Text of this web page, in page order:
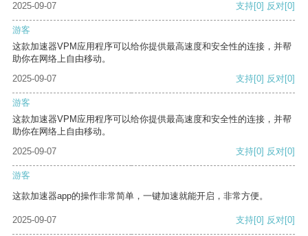
2025-09-07 支持[0] 反对[0]
游客
这款加速器VPM应用程序可以给你提供最高速度和安全性的连接，并帮
助你在网络上自由移动。
2025-09-07
支持[0] 反对[0]
游客
这款加速器VPM应用程序可以给你提供最高速度和安全性的连接，并帮
助你在网络上自由移动。
2025-09-07
支持[0] 反对[0]
游客
这款加速器app的操作非常简单，一键加速就能开启，非常方便。
2025-09-07 支持[0] 反对[0]